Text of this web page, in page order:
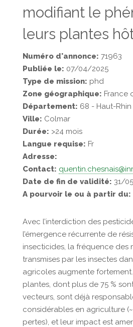
modifiant le
leurs plantes
Numéro d'annonce: 71963
Publiée le: 07/04/2025
Type de mission: phd
Zone géographique: France
Département: 68 - Haut-Rhin
Ville: Colmar
Durée: >24 mois
Langue requise: Fr
Adresse:
Contact:
Date de fin de validité: 31/
A pourvoir le ou à partir du:
Avec l’interdiction des
l’émergence récurrente de
insecticides, la fréquence des
transmises par les insectes
agricoles augmente
plantes, dont plus de 75 %
vecteurs, sont déjà
considérables en agriculture
pertes), et leur impact est